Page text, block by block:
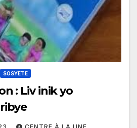
SOSYETE
: Liv inik yo
CENTRE À LA UNE